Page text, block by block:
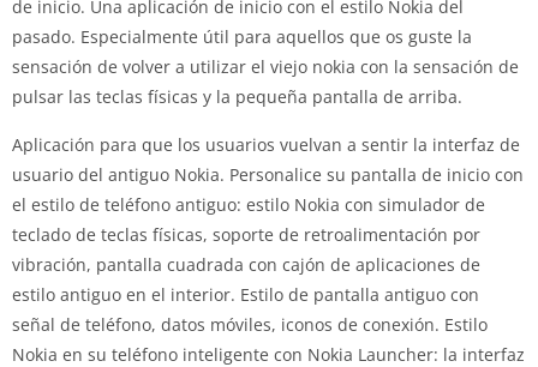
de inicio. Una aplicación de inicio con el estilo Nokia del
pasado. Especialmente útil para aquellos que os guste la
sensación de volver a utilizar el viejo nokia con la sensación de
pulsar las teclas físicas y la pequeña pantalla de arriba.
Aplicación para que los usuarios vuelvan a sentir la interfaz de
usuario del antiguo Nokia. Personalice su pantalla de inicio con
el estilo de teléfono antiguo: estilo Nokia con simulador de
teclado de teclas físicas, soporte de retroalimentación por
vibración, pantalla cuadrada con cajón de aplicaciones de
estilo antiguo en el interior. Estilo de pantalla antiguo con
señal de teléfono, datos móviles, iconos de conexión. Estilo
Nokia en su teléfono inteligente con Nokia Launcher: la interfaz